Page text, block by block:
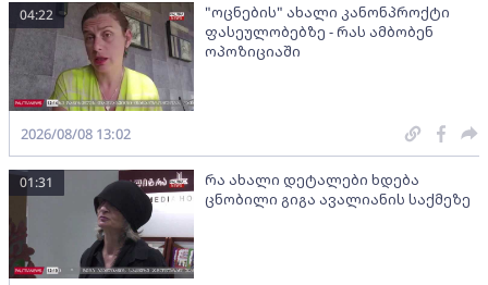
"ოცნების" ახალი კანონპროქტი
ფასეულობებზე - რას ამბობენ
ოპოზიციაში
04:22
2026/08/08 13:02
რა ახალი დეტალები ხდება
ცნობილი გიგა ავალიანის საქმეზე
01:31